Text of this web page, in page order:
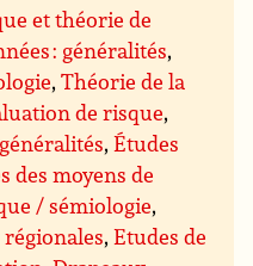
et théorie de
: généralités,
,Théorie de la
de risque,
,Études
des moyens de
/ sémiologie,
,Etudes de